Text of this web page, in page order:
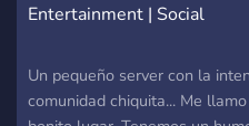
Entertainment | Social
Un pequeño server con la
comunidad chiquita... Me